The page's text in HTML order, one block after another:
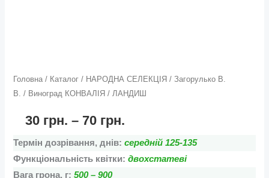
Головна / Каталог / НАРОДНА СЕЛЕКЦІЯ /Загорулько В.
В. / Виноград КОНВАЛІЯ / ЛАНДИШ
30 грн. – 70 грн.
Термін дозрівання, днів: середній 125-135
Функціональність квітки:двохстатеві
Вага грона, г:500 – 900